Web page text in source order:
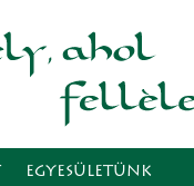
EGYESÜLETÜNK